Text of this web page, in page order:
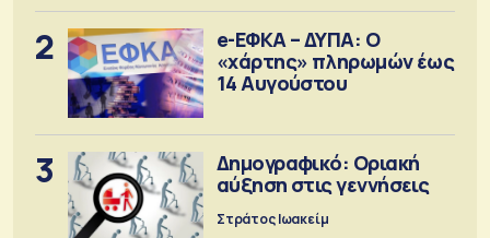
2
e-ΕΦΚΑ – ΔΥΠΑ: Ο
«χάρτης» πληρωμών έως
14 Αυγούστου
3
Δημογραφικό: Οριακή
αύξηση στις γεννήσεις
Στράτος Ιωακείμ